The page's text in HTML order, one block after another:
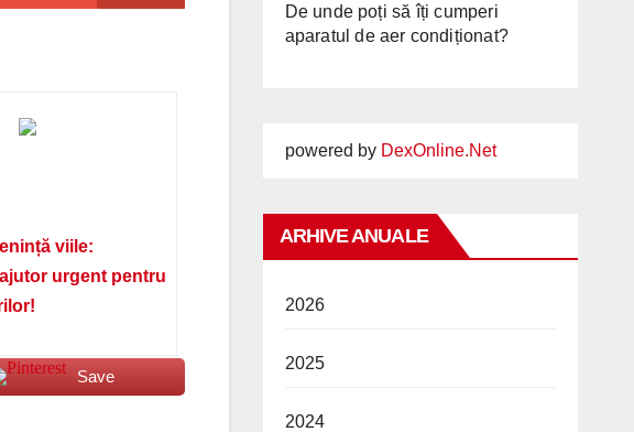
viile:
urgent pentru
Save
De unde poți să îți cumperi
aparatul de aer condiționat?
powered by DexOnline.Net
ARHIVE ANUALE
2026
2025
2024